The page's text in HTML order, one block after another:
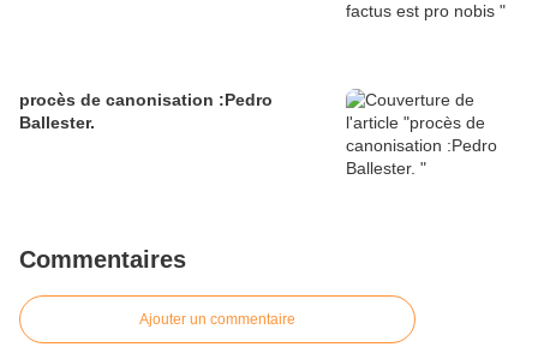
procès de canonisation :Pedro
Ballester.
Commentaires
Ajouter un commentaire